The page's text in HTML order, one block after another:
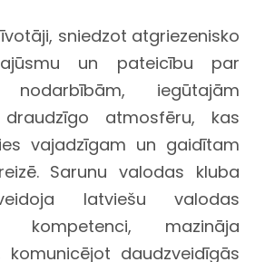
sniedzot atgriezenisko
un pateicību par
nodarbībām, iegūtajām
atmosfēru, kas
vajadzīgam un gaidītam
Sarunu valodas kluba
latviešu valodas
kompetenci, mazināja
daudzveidīgās